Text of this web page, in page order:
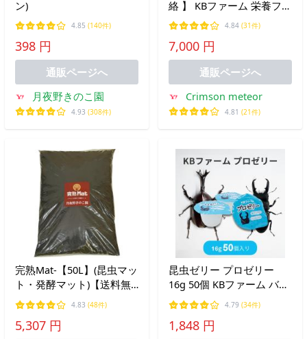
ン)
4.85 (140件)
398 円
通販ページへ
月夜野きのこ園
4.93 (308件)
絡 】 KBファーム 栄養フレ
ークＥＸ 50L 1袋 （箱入
り） メーカー直送
4.84 (31件)
7,000 円
通販ページへ
Crimson meteor
4.81 (21件)
完熟Mat-【50L】(昆虫マッ
ト・発酵マット)【送料無
料】
4.83 (48件)
5,307 円
昆虫ゼリー プロゼリー
16g 50個 KBファーム バナ
ナ風味 高タンパク質 カブ
トムシ クワガタ
4.79 (34件)
1,848 円